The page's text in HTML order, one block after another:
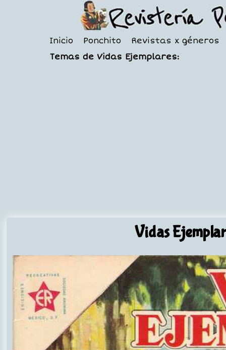
Inicio Ponchito
Revistas x géneros
Temas de Vidas Ejemplares:
Vidas